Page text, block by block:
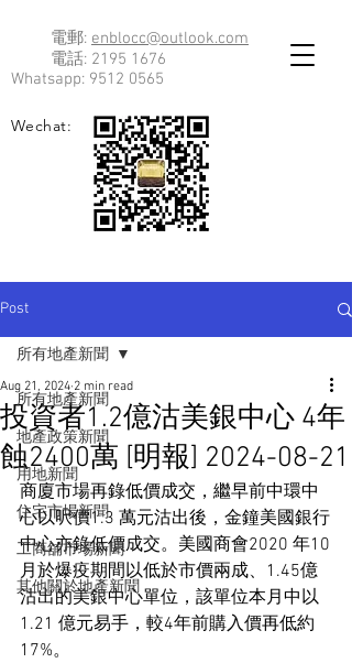
電郵: enblocc@outlook.com
電話: 2195 1676
Whatsapp: 9512 0565
Wechat:
Post
所有地產新聞
地產政策新聞
用地新聞
住宅市場新聞
工商舖市場新聞
其他關於地產新聞
所有地產新聞
投資者1.2億沽美銀中心 4年
蝕2400萬 [明報] 2024-08-21
Aug 21, 2024 2 min read
商廈市場再錄低價成交，繼早前中環中
心以呎價1.3 萬元沽出後，金鐘美國銀行
中心亦錄低價成交。美國商會2020 年10
月於爆疫期間以低於市價兩成、1.45億
沽出的美銀中心單位，該單位本月中以
1.21 億元易手，較4年前購入價再低約
17%。